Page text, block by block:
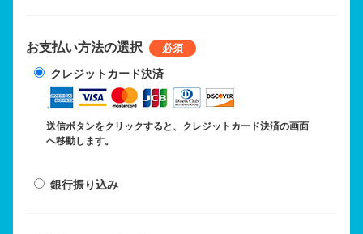
お支払い方法の選択
クレジットカード決済
送信ボタンをクリックすると、クレジットカード決済の画面
へ移動します。
銀行振り込み